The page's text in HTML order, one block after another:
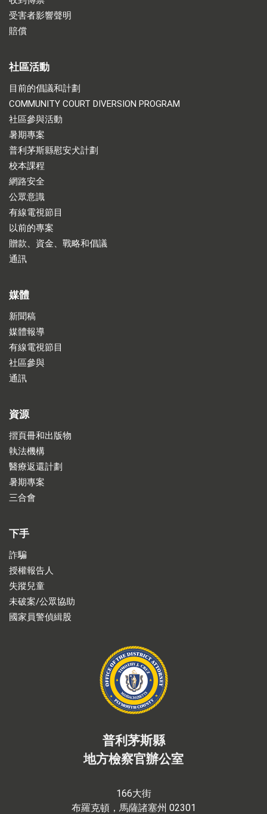
受害者影響聲明
賠償
社區活動
目前的倡議和計劃
COMMUNITY COURT DIVERSION PROGRAM
社區參與活動
暑期專案
普利茅斯縣慰安犬計劃
校本課程
網路安全
公眾意識
有線電視節目
以前的專案
贈款、資金、戰略和倡議
通訊
媒體
新聞稿
媒體報導
有線電視節目
社區參與
通訊
資源
摺頁冊和出版物
執法機構
醫療返還計劃
暑期專案
三合會
下手
詐騙
授權報告人
失蹤兒童
未破案/公眾協助
國家員警偵緝股
普利茅斯縣
地方檢察官辦公室
166大街
布羅克頓，馬薩諸塞州 02301